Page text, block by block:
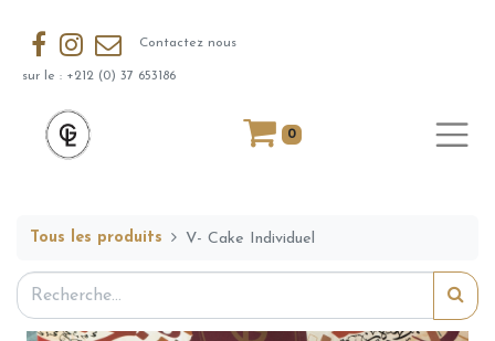
Contactez nous
sur le : +212 (0) 37 653186
0
Tous les produits V- Cake Individuel